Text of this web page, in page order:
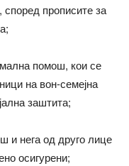
според прописите за
помош, кои се
на вон-семејна
заштита;
и нега од друго лице
осигурени;